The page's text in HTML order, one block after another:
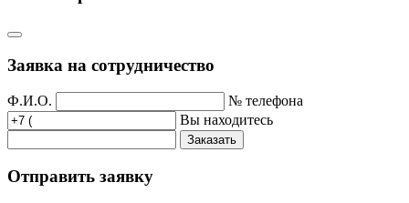
Заявка на сотрудничество
Ф.И.О.
№ телефона
Вы находитесь
Заказать
Отправить заявку